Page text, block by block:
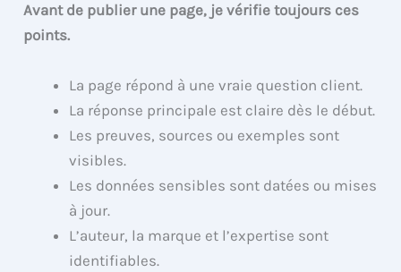
Avant de publier une page, je vérifie toujours ces
points.
La page répond à une vraie question client.
La réponse principale est claire dès le début.
Les preuves, sources ou exemples sont
visibles.
Les données sensibles sont datées ou mises
à jour.
L’auteur, la marque et l’expertise sont
identifiables.